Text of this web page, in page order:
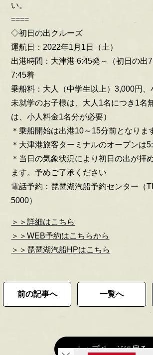
い。
====
◇初日の出クルーズ
運航日：2022年1月1日（土）
出港時間：大津港 6:45発～（初日の出
7:45着
乗船料：大人（中学生以上）3,000円、
未就学のお子様は、大人1名につき1名
は、小人料金1名分が必要）
＊乗船開始は出港10～15分前となりま
＊大津港旅客ターミナルのオープンは
＊当日の気象状況により初日の出が拝
ます。予めご了承ください
電話予約：琵琶湖汽船予約センター（
5000）
＞＞詳細はこちら
＞＞WEB予約はこちらから
＞＞琵琶湖汽船HPはこちら
前の記事へ 一覧へ
トップページに戻る